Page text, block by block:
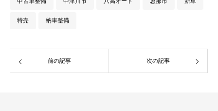
特売 納車整備
前の記事 次の記事